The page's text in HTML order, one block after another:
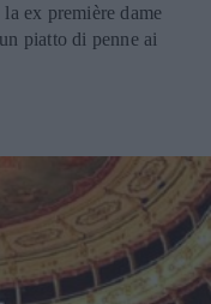
ex première dame
piatto di penne ai